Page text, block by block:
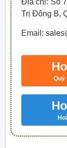
Địa chỉ: Số
Trị Đông B,
Email:
Quý